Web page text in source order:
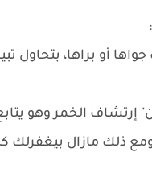
أو براها،
إرتشاف الخمر وهو
ومع ذلك مازال